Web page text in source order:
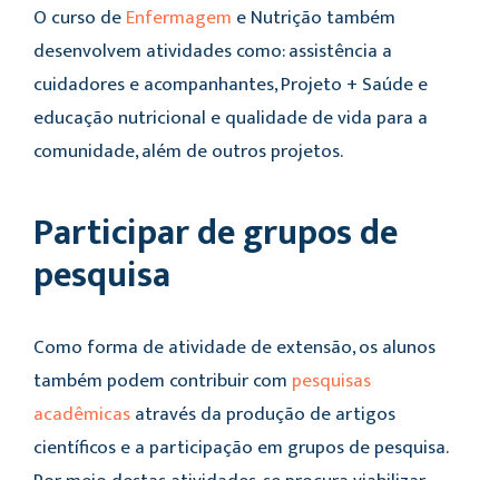
O curso deEnfermagem e Nutrição também
desenvolvem atividades como: assistência a
cuidadores e acompanhantes, Projeto + Saúde e
educação nutricional e qualidade de vida para a
comunidade, além de outros projetos.
Participar de grupos de
pesquisa
Como forma de atividade de extensão, os alunos
também podem contribuir com pesquisas
acadêmicasatravés da produção de artigos
científicos e a participação em grupos de pesquisa.